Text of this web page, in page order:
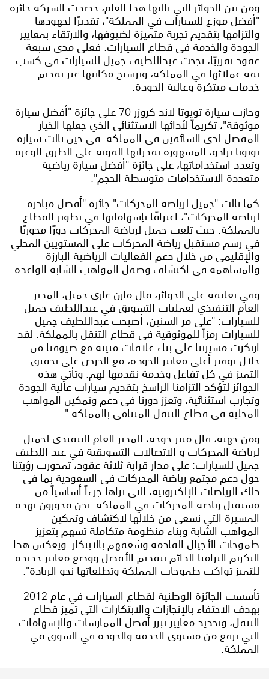
ومن بين الجوائز التي نالتها هذا العام، حصدت الشركة جائزة
"أفضل موزع للسيارات في المملكة"، تقديرًا لجهودها
والتزامها بتقديم تجربة متميزة لضيوفها، والارتقاء بمعايير
الجودة والخدمة في قطاع السيارات. فعلى مدى سبعة
عقود تقريبًا، نجحت عبداللطيف جميل للسيارات في كسب
ثقة عملائها في المملكة، وترسيخ مكانتها عبر تقديم
خدمات مبتكرة وعالية الجودة.
وحازت سيارة تويوتا لاند كروزر 70 على جائزة "أفضل سيارة
موثوقة"، تكريماً لأدائها الاستثنائي الذي جعلها الخيار
المفضل لدى السائقين في المملكة. في حين نالت سيارة
تويوتا برادو، المشهورة بقدراتها القوية على الطرق الوعرة
وتعدد استخداماتها، على جائزة "أفضل سيارة رياضية
متعددة الاستخدامات متوسطة الحجم".
كما نالت "جميل لرياضة المحركات" جائزة "أفضل مبادرة
لرياضة المحركات"، اعترافًا بإسهاماتها في تطوير القطاع
بالمملكة. حيث تلعب جميل لرياضة المحركات دورًا محوريًا
في رسم مستقبل رياضة المحركات على المستويين المحلي
والإقليمي من خلال دعم الفعاليات الرياضية البارزة
والمساهمة في اكتشاف وصقل المواهب الشابة الواعدة.
وفي تعليقه على الجوائز، قال مازن غازي جميل، المدير
العام التنفيذي لعمليات التسويق في عبداللطيف جميل
للسيارات: "على مر السنين، أصبحت عبداللطيف جميل
للسيارات رمزاً للموثوقية في قطاع التنقل بالمملكة. لقد
ارتكزت مسيرتنا على بناء علاقات متينة مع ضيوفنا من
خلال توفير أعلى معايير الجودة، مع الحرص على تحقيق
التميز في كل تفاعل وخدمة نقدمها لهم. وتأتي هذه
الجوائز لتؤكد التزامنا الراسخ بتقديم سيارات عالية الجودة
وتجارب استثنائية، وتعزز دورنا في دعم وتمكين المواهب
المحلية في قطاع التنقل المتنامي بالمملكة."
ومن جهته، قال منير خوجة، المدير العام التنفيذي لجميل
لرياضة المحركات و الاتصالات التسويقية في عبد اللطيف
جميل للسيارات: على مدار قرابة ثلاثة عقود، تمحورت رؤيتنا
حول دعم مجتمع رياضة المحركات في السعودية بما في
ذلك الرياضات الإلكترونية، التي نراها جزءاً أساسياً من
مستقبل رياضة المحركات في المملكة. نحن فخورون بهذه
المسيرة التي نسعى من خلالها لاكتشاف وتمكين
المواهب الشابة وبناء منظومة متكاملة تسهم بتعزيز
طموحات الأجيال القادمة وشغفهم بالابتكار. ويعكس هذا
التكريم التزامنا الدائم بتقديم الأفضل ووضع معايير جديدة
للتميز تواكب طموحات المملكة وتطلعاتها نحو الريادة".
تأسست الجائزة الوطنية لقطاع السيارات في عام 2012
بهدف الاحتفاء بالإنجازات والابتكارات التي تميز قطاع
التنقل، وتحديد معايير تبرز أفضل الممارسات والإسهامات
التي ترفع من مستوى الخدمة والجودة في السوق في
المملكة.